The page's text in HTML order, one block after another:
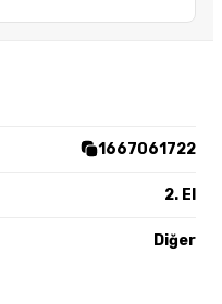
1667061722
2. El
Diğer